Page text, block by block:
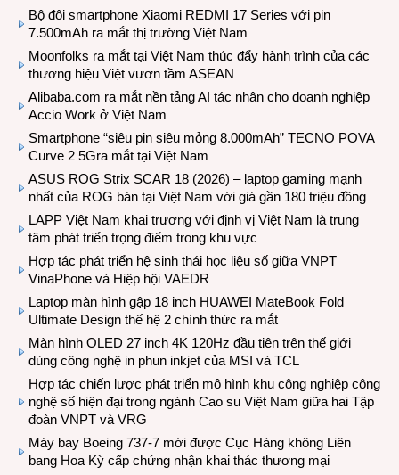
Bộ đôi smartphone Xiaomi REDMI 17 Series với pin
7.500mAh ra mắt thị trường Việt Nam
Moonfolks ra mắt tại Việt Nam thúc đẩy hành trình của các
thương hiệu Việt vươn tầm ASEAN
Alibaba.com ra mắt nền tảng AI tác nhân cho doanh nghiệp
Accio Work ở Việt Nam
Smartphone “siêu pin siêu mỏng 8.000mAh” TECNO POVA
Curve 2 5Gra mắt tại Việt Nam
ASUS ROG Strix SCAR 18 (2026) – laptop gaming mạnh
nhất của ROG bán tại Việt Nam với giá gần 180 triệu đồng
LAPP Việt Nam khai trương với định vị Việt Nam là trung
tâm phát triển trọng điểm trong khu vực
Hợp tác phát triển hệ sinh thái học liệu số giữa VNPT
VinaPhone và Hiệp hội VAEDR
Laptop màn hình gập 18 inch HUAWEI MateBook Fold
Ultimate Design thế hệ 2 chính thức ra mắt
Màn hình OLED 27 inch 4K 120Hz đầu tiên trên thế giới
dùng công nghệ in phun inkjet của MSI và TCL
Hợp tác chiến lược phát triển mô hình khu công nghiệp công
nghệ số hiện đại trong ngành Cao su Việt Nam giữa hai Tập
đoàn VNPT và VRG
Máy bay Boeing 737-7 mới được Cục Hàng không Liên
bang Hoa Kỳ cấp chứng nhận khai thác thương mại